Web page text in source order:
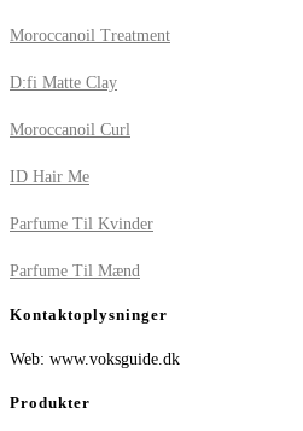
Moroccanoil Treatment
D:fi Matte Clay
Moroccanoil Curl
ID Hair Me
Parfume Til Kvinder
Parfume Til Mænd
Kontaktoplysninger
Web: www.voksguide.dk
Produkter